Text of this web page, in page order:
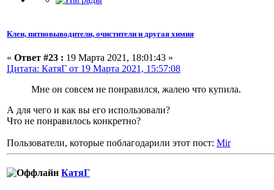
Клеи, пятновыводители, очистители и другая химия
« Ответ #23 : 19 Марта 2021, 18:01:43 »
Цитата: КатяГ от 19 Марта 2021, 15:57:08
Мне он совсем не понравился, жалею что купила.
А для чего и как вы его использовали?
Что не понравилось конкретно?
Пользователи, которые поблагодарили этот пост: Mir
КатяГ